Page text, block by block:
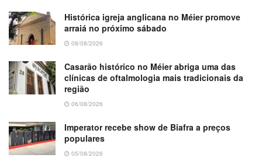
Histórica igreja anglicana no Méier promove
arraiá no próximo sábado
08/08/2026
Casarão histórico no Méier abriga uma das
clínicas de oftalmologia mais tradicionais da
região
06/08/2026
Imperator recebe show de Biafra a preços
populares
05/08/2026